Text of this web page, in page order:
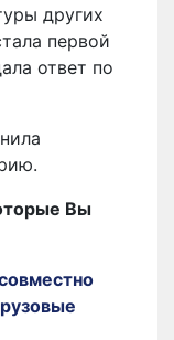
других
первой
ответ по
Вы